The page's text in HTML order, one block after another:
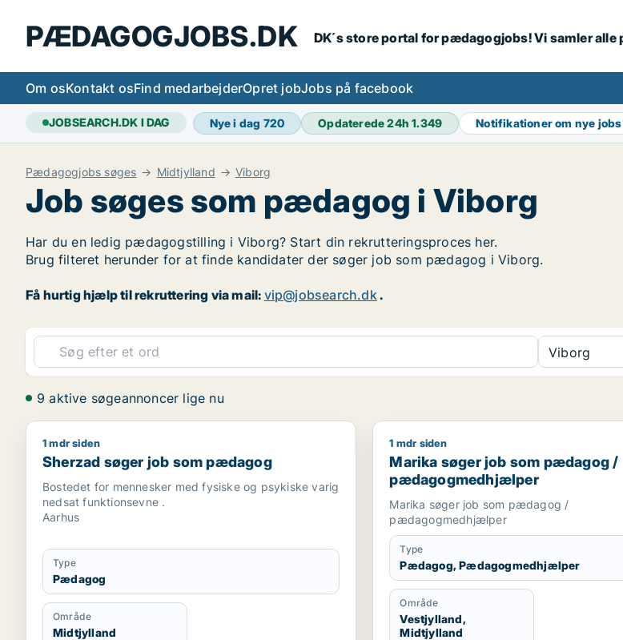
PÆDAGOGJOBS.DK DK´s store portal for pædagogjobs! Vi samler
Om osKontakt osFind medarbejderOpret jobJobs på facebook
JOBSEARCH.DK I DAG Nye i dag 720 Opdaterede 24h1.349 Notifikationer om nye jobs
Pædagogjobs søges Midtjylland Viborg
Job søges som pædagog i Viborg
Har du en ledig pædagogstilling i Viborg? Start din rekrutteringsproces her.
Brug filteret herunder for at finde kandidater der søger job som pædagog i Viborg.
Få hurtig hjælp til rekruttering via mail: vip@jobsearch.dk.
Viborg
9 aktive søgeannoncer lige nu
Sherzad søger job som pædagog
1 mdr siden
Sherzad søger job som pædagog
Bostedet for mennesker med fysiske og psykiske varig
nedsat funktionsevne .
Aarhus
Type
Pædagog
Område
Midtjylland
Marika søger job som pædagog /
1 mdr siden
Marika søger job som pædagog /
pædagogmedhjælper
Marika søger job som pædagog /
pædagogmedhjælper
Type
Pædagog, Pædagogmedhjælper
Område
Vestjylland,
Midtjylland